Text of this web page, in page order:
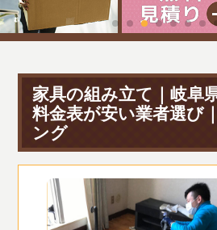
家具の組み立て｜岐阜
料金表が安い業者選び
ング